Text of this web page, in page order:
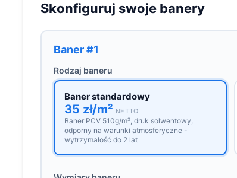
Skonfiguruj swoje banery
Baner #1
Rodzaj baneru
Baner standardowy
35 zł/m² NETTO
Baner PCV 510g/m², druk solwentowy,
odporny na warunki atmosferyczne -
wytrzymałość do 2 lat